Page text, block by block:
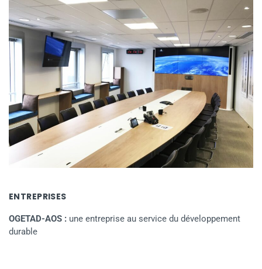
ENTREPRISES
OGETAD-AOS : une entreprise au service du développement
durable